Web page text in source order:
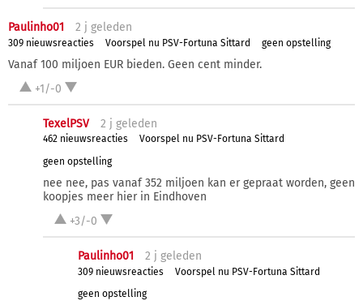
Paulinho01 2 j geleden
309 nieuwsreacties Voorspel nu PSV-Fortuna Sittard geen opstelling
Vanaf 100 miljoen EUR bieden. Geen cent minder.
+1/-0
TexelPSV 2 j geleden
462 nieuwsreacties
Voorspel nu PSV-Fortuna Sittard
geen opstelling
nee nee, pas vanaf 352 miljoen kan er gepraat worden, geen
koopjes meer hier in Eindhoven
+3/-0
Paulinho01 2 j geleden
309 nieuwsreacties
Voorspel nu PSV-Fortuna Sittard
geen opstelling